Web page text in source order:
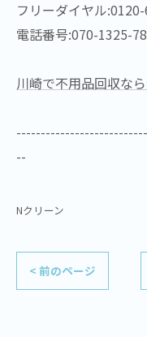
フリーダイヤル
電話番号:070-1325-
川崎で不用品回収な
--
Nクリーン
< 前のページ